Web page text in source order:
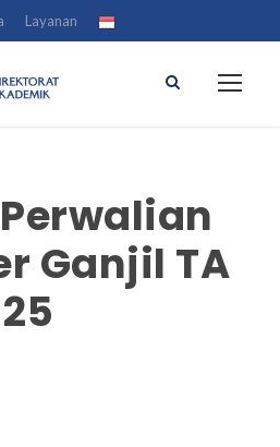
Layanan
Ganjil TA